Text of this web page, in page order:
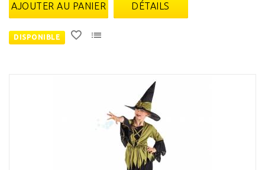
AJOUTER AU PANIER DÉTAILS
DISPONIBLE